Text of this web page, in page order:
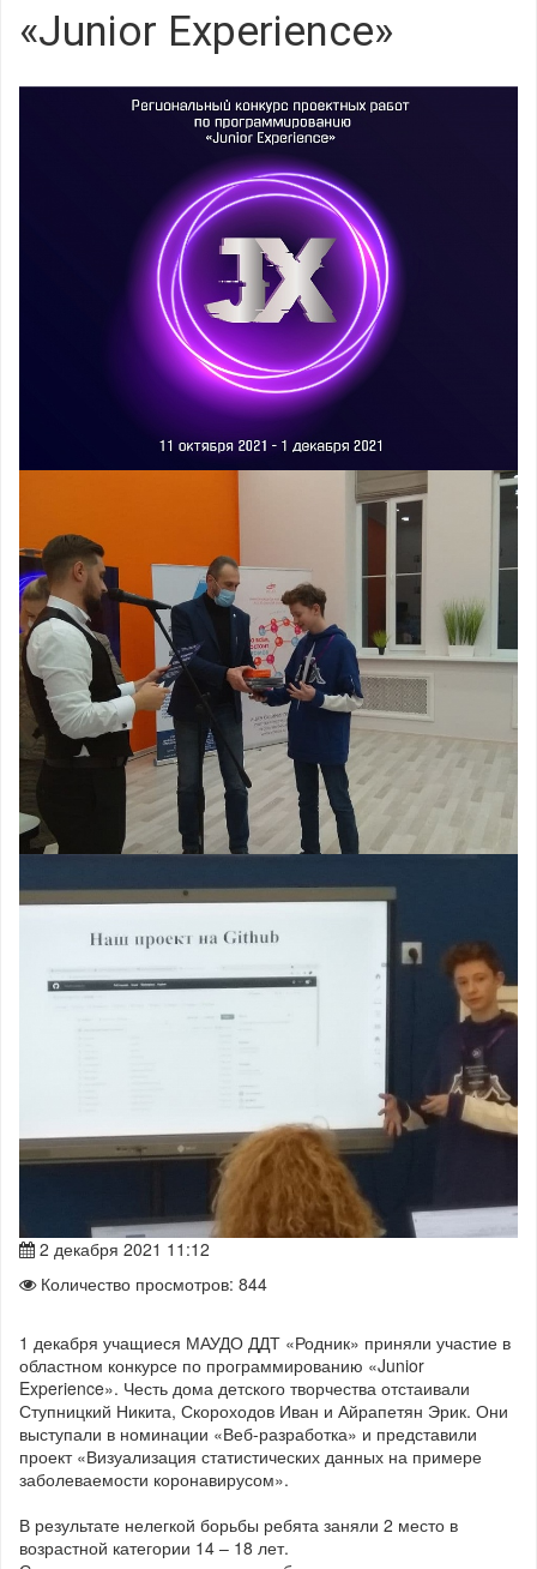
«Junior Experience»
2 декабря 2021 11:12
Количество просмотров: 844
1 декабря учащиеся МАУДО ДДТ «Родник» приняли участие в
областном конкурсе по программированию «Junior
Experience». Честь дома детского творчества отстаивали
Ступницкий Никита, Скороходов Иван и Айрапетян Эрик. Они
выступали в номинации «Веб-разработка» и представили
проект «Визуализация статистических данных на примере
заболеваемости коронавирусом».
В результате нелегкой борьбы ребята заняли 2 место в
возрастной категории 14 – 18 лет.